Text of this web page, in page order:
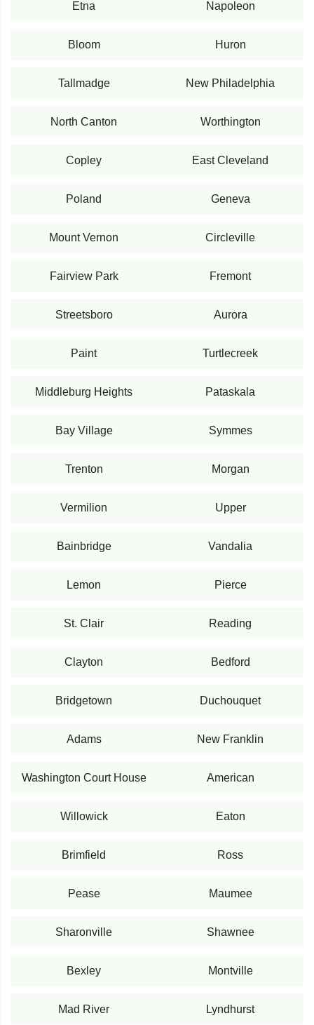
Etna Napoleon
Bloom Huron
Tallmadge New Philadelphia
North Canton Worthington
Copley East Cleveland
Poland Geneva
Mount Vernon Circleville
Fairview Park Fremont
Streetsboro Aurora
Paint Turtlecreek
Middleburg Heights Pataskala
Bay Village Symmes
Trenton Morgan
Vermilion Upper
Bainbridge Vandalia
Lemon Pierce
St. Clair Reading
Clayton Bedford
Bridgetown Duchouquet
Adams New Franklin
Washington Court House American
Willowick Eaton
Brimfield Ross
Pease Maumee
Sharonville Shawnee
Bexley Montville
Mad River Lyndhurst